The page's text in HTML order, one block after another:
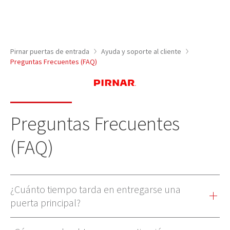
Pirnar puertas de entrada
Ayuda y soporte al cliente
Preguntas Frecuentes (FAQ)
Preguntas Frecuentes
(FAQ)
¿Cuánto tiempo tarda en entregarse una
puerta principal?
Su puerta se entregará dentro de las 8 a 9 semanas posteriores al
pago recibido especificado en el contrato con el representante de